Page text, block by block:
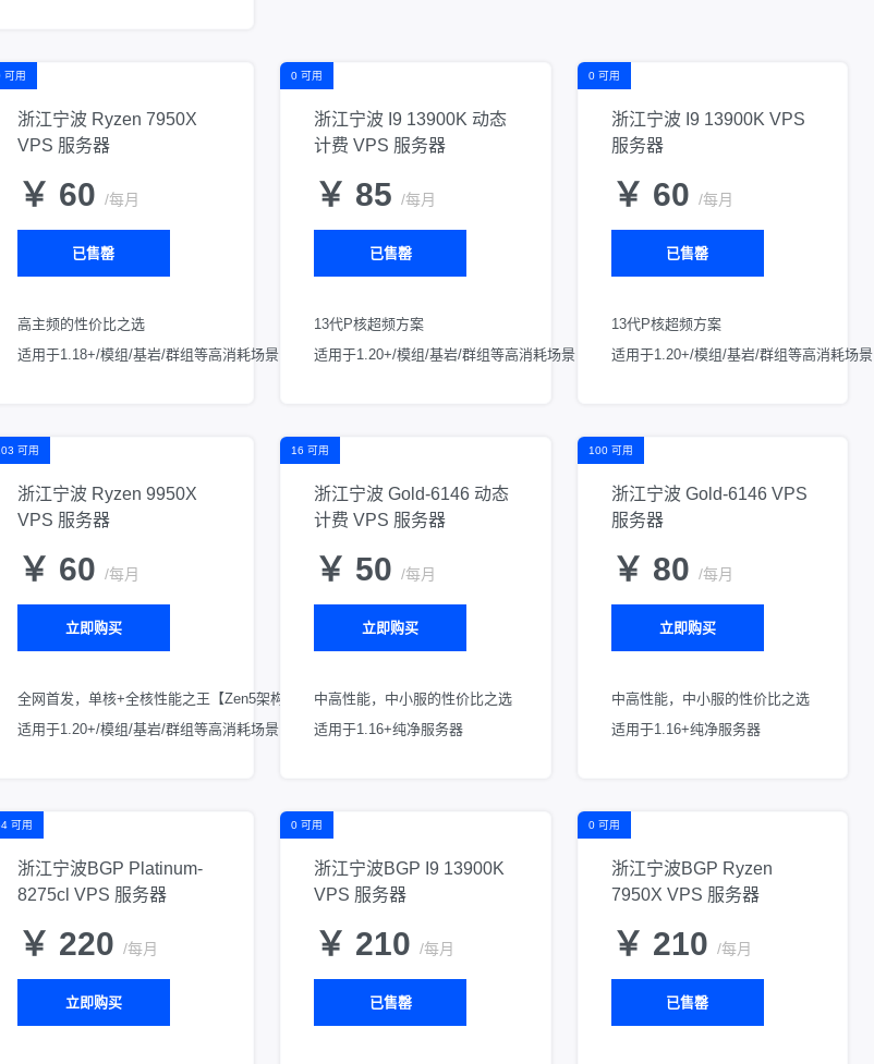
可用
浙江宁波 Ryzen 7950X
VPS 服务器
￥ 60 /每月
已售罄
高主频的性价比之选
适用于1.18+/模组/基岩/群组等高消耗场景
0 可用
浙江宁波 I9 13900K 动态
计费 VPS 服务器
￥ 85 /每月
已售罄
13代P核超频方案
适用于1.20+/模组/基岩/群组等高消耗场景
0 可用
浙江宁波 I9 13900K VPS
服务器
￥ 60 /每月
已售罄
13代P核超频方案
适用于1.20+/模组/基岩/群组等高消耗场景
可用
浙江宁波 Ryzen 9950X
VPS 服务器
￥ 60 /每月
立即购买
全网首发，单核+全核性能之王【Zen5架构】
适用于1.20+/模组/基岩/群组等高消耗场景
16 可用
浙江宁波 Gold-6146 动态
计费 VPS 服务器
￥ 50 /每月
立即购买
中高性能，中小服的性价比之选
适用于1.16+纯净服务器
100 可用
浙江宁波 Gold-6146 VPS
服务器
￥ 80 /每月
立即购买
中高性能，中小服的性价比之选
适用于1.16+纯净服务器
可用
浙江宁波BGP Platinum-
8275cl VPS 服务器
￥ 220 /每月
立即购买
0 可用
浙江宁波BGP I9 13900K
VPS 服务器
￥ 210 /每月
已售罄
0 可用
浙江宁波BGP Ryzen
7950X VPS 服务器
￥ 210 /每月
已售罄